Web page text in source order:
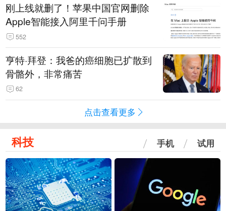
刚上线就删了！苹果中国官网删除
Apple智能接入阿里千问手册
552
亨特·拜登：我爸的癌细胞已扩散到
骨骼外，非常痛苦
62
点击查看更多
科技 手机 试用